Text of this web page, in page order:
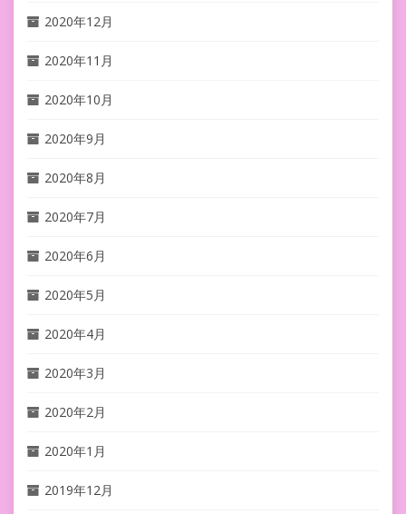
2020年12月
2020年11月
2020年10月
2020年9月
2020年8月
2020年7月
2020年6月
2020年5月
2020年4月
2020年3月
2020年2月
2020年1月
2019年12月